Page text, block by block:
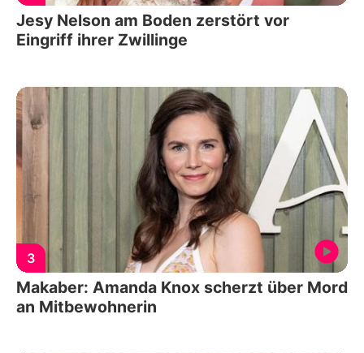
Jesy Nelson am Boden zerstört vor
Eingriff ihrer Zwillinge
3
Makaber: Amanda Knox scherzt über Mord
an Mitbewohnerin